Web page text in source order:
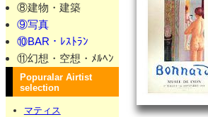
⑧建物・建築
⑨写真
⑩BAR・ﾚｽﾄﾗﾝ
⑪幻想・空想・ﾒﾙﾍﾝ
Popuralar Airtist
selection
マティス